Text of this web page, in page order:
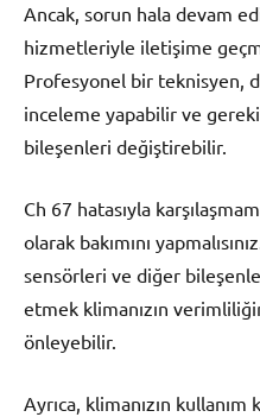
Ancak, sorun hala devam
hizmetleriyle iletişime
Profesyonel bir teknisyen,
inceleme yapabilir ve
bileşenleri değiştirebilir.
Ch 67 hatasıyla
olarak bakımını
sensörleri ve diğer
etmek klimanızın
önleyebilir.
Ayrıca, klimanızın